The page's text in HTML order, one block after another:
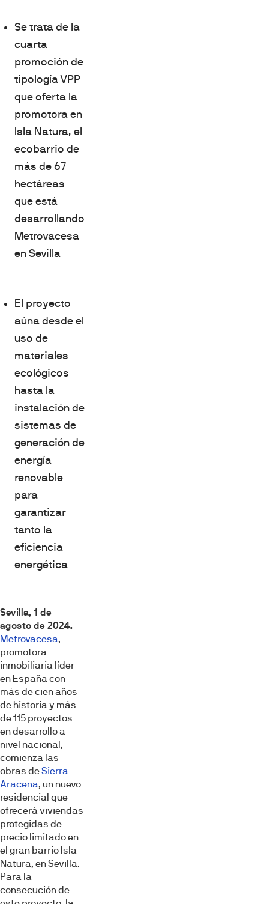
Se trata de la
cuarta
promoción de
tipología VPP
que oferta la
promotora en
Isla Natura, el
ecobarrio de
más de 67
hectáreas
que está
desarrollando
Metrovacesa
en Sevilla
El proyecto
aúna desde el
uso de
materiales
ecológicos
hasta la
instalación de
sistemas de
generación de
energía
renovable
para
garantizar
tanto la
eficiencia
energética
Sevilla, 1 de
agosto de 2024.
Metrovacesa,
promotora
inmobiliaria líder
en España con
más de cien años
de historia y más
de 115 proyectos
en desarrollo a
nivel nacional,
comienza las
obras deSierra
Aracena, un nuevo
residencial que
ofrecerá viviendas
protegidas de
precio limitado en
el gran barrio Isla
Natura, en Sevilla.
Para la
consecución de